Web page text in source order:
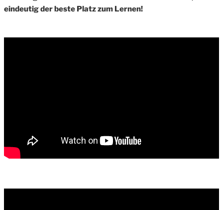
eindeutig der beste Platz zum Lernen!